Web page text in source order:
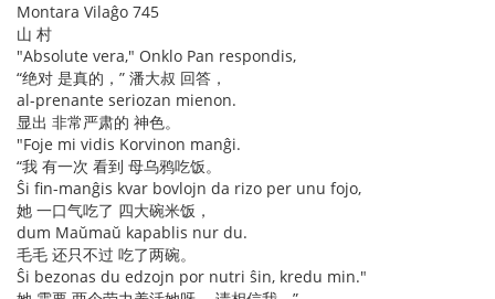
Montara Vilaĝo 745
山 村
"Absolute vera," Onklo Pan respondis,
“绝对 是真的，” 潘大叔 回答，
al-prenante seriozan mienon.
显出 非常严肃的 神色。
"Foje mi vidis Korvinon manĝi.
“我 有一次 看到 母乌鸦吃饭。
Ŝi fin-manĝis kvar bovlojn da rizo per unu fojo,
她 一口气吃了 四大碗米饭，
dum Maŭmaŭ kapablis nur du.
毛毛 还只不过 吃了两碗。
Ŝi bezonas du edzojn por nutri ŝin, kredu min."